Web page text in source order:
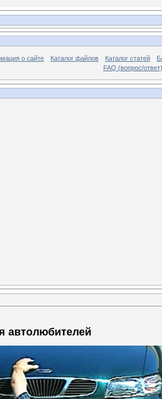
о сайте Каталог файлов Каталог статей
FAQ (вопрос/ответ)
автолюбителей